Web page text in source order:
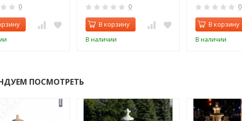
0 0
В корзину
В наличии
0
В корзину
В наличии
ПОСМОТРЕТЬ